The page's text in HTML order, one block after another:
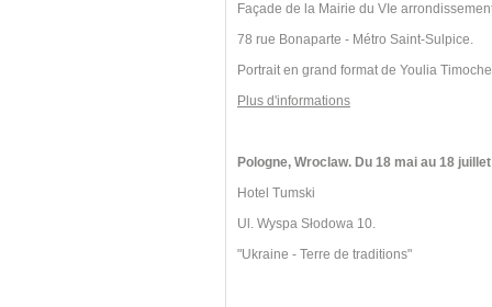
Façade de la Mairie du VIe
78 rue Bonaparte - Métro Saint-Sulpice.
Portrait en grand format de Youlia
Plus d'informations
Pologne, Wroclaw. Du 18 mai au 18
Hotel Tumski
Ul. Wyspa Słodowa 10.
"Ukraine - Terre de traditions"